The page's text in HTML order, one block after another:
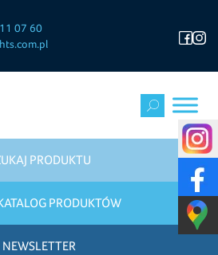
07 60
PRODUKTU
PRODUKTÓW
NEWSLETTER